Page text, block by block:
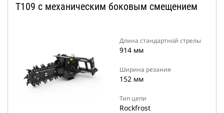
T109 с механическим боковым смещением
Длина стандартной стрелы
914 мм
Ширина резания
152 мм
Тип цепи
Rockfrost